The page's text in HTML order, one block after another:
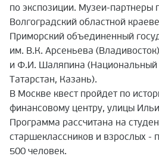
по экспозиции. Музеи-партнеры
Волгоградский областной
Приморский объединенный
им. В.К. Арсеньева
и Ф.И. Шаляпина (Национальный
Татарстан, Казань).
В Москве квест пройдет по
финансовому центру, улицы
Программа рассчитана на
старшеклассников и взрослых -
500 человек.